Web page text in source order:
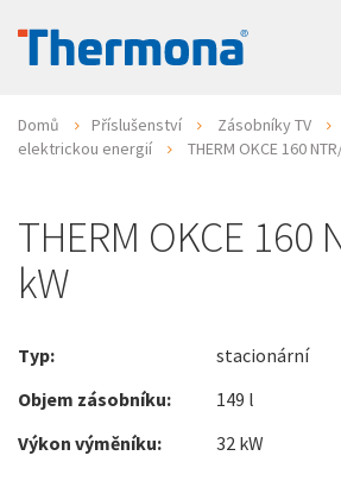
Domů Příslušenství Zásobníky TV
elektrickou energií
THERM OKCE 160
THERM OKCE 160
kW
Typ:
stacionární
Objem zásobníku:
149 l
Výkon výměníku:
32 kW